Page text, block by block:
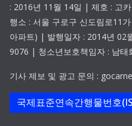
: 2016년 11월 14일 | 제호 : 고
행소 : 서울 구로구 신도림로11
아파트) | 발행일자 : 2014년 02
9076 | 청소년보호책임자 : 남
기사 제보 및 광고 문의 :
국제표준연속간행물번호